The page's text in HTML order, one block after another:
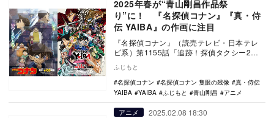
2025年春が“青山剛昌作品祭
り”に！ 『名探偵コナン』『真・侍
伝 YAIBA』の作画に注目
『名探偵コナン』（読売テレビ・日本テレ
ビ系）第1155話「追跡！探偵タクシー2」
だ。 …
ふじもと
名探偵コナン
名探偵コナン 隻眼の残像
真・侍伝
YAIBA
YAIBA ふじもと 青山剛昌 アニメ
アニメ 2025.02.08 18:30